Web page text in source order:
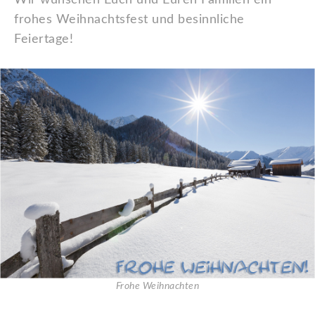
frohes Weihnachtsfest und besinnliche
Feiertage!
Frohe Weihnachten